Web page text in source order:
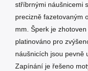
stříbrnými náušnicemi
precizně fazetovaným
mm. Šperk je
platinováno pro
náušnicích jsou pevně
Zapínání je řešeno